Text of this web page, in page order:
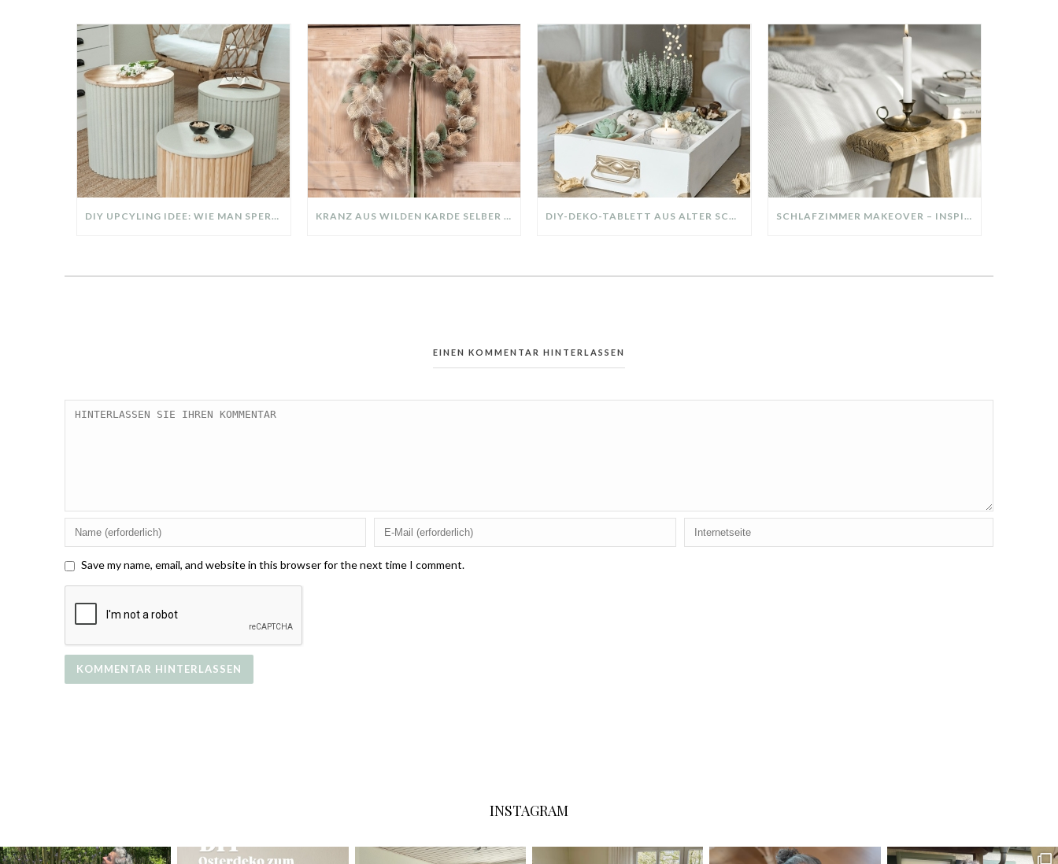
DIY UPCYLING IDEE: WIE MAN SPERRMÜLL IN EIN DESIGNER TEIL VERWANDELT KRANZ AUS WILDEN KARDE SELBER MACHEN: HERBSTDEKO GANZ EINFACH DIY-DEKO-TABLETT AUS ALTER SCHUBLADE – NACHHALTIGE HERBSTDEKO SELBER MACHEN! SCHLAFZIMMER MAKEOVER – INSPIRATION FÜR DEIN SCHLAFZIMMER: AUS ALT MACH NEU – HELL, GEMÜTLICH UND EINLADEND
EINEN KOMMENTAR HINTERLASSEN
Save my name, email, and website in this browser for the next time I comment.
INSTAGRAM